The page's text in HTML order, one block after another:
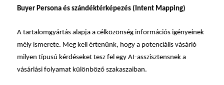
Buyer Persona és szándéktérképezés (Intent Mapping)
A tartalomgyártás alapja acélközönség információs igényeinek
mély ismerete. Meg kell értenünk, hogy a potenciális vásárló
milyen típusú kérdéseket tesz fel egy AI-asszisztensnek a
vásárlási folyamat különböző szakaszaiban.